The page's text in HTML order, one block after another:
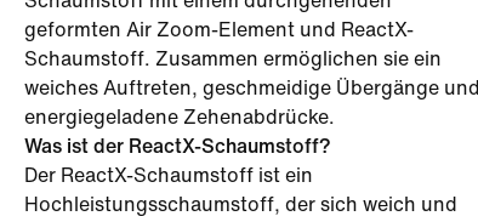
geformten Air Zoom-Element und ReactX-
Schaumstoff. Zusammen ermöglichen sie ein
weiches Auftreten, geschmeidige Übergänge und
energiegeladene Zehenabdrücke.
Was ist der ReactX-Schaumstoff?
Der ReactX-Schaumstoff ist ein
Hochleistungsschaumstoff, der sich weich und